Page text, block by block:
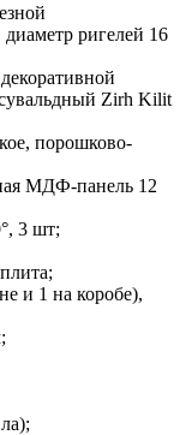
ригелей 16
Zirh Kilit
порошково-
МДФ-панель 12
3 шт;
и 1 на коробе),